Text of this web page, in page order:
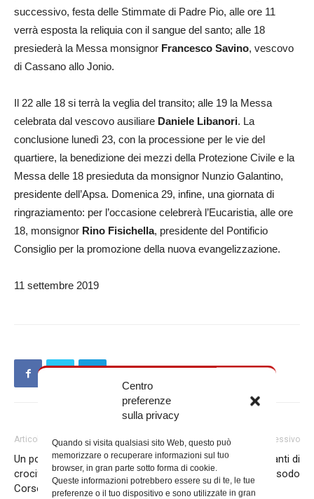
Centro
preferenze
sulla privacy
Quando si visita qualsiasi sito Web, questo può
memorizzare o recuperare informazioni sul tuo
browser, in gran parte sotto forma di cookie.
Queste informazioni potrebbero essere su di te, le tue
preferenze o il tuo dispositivo e sono utilizzate in gran
successivo, festa delle Stimmate di Padre Pio, alle ore 11
verrà esposta la reliquia con il sangue del santo; alle 18
presiederà la Messa monsignor Francesco Savino, vescovo
di Cassano allo Jonio.
Il 22 alle 18 si terrà la veglia del transito; alle 19 la Messa
celebrata dal vescovo ausiliare Daniele Libanori. La
conclusione lunedì 23, con la processione per le vie del
quartiere, la benedizione dei mezzi della Protezione Civile e la
Messa delle 18 presieduta da monsignor Nunzio Galantino,
presidente dell’Apsa. Domenica 29, infine, una giornata di
ringraziamento: per l’occasione celebrerà l’Eucaristia, alle ore
18, monsignor Rino Fisichella, presidente del Pontificio
Consiglio per la promozione della nuova evangelizzazione.
11 settembre 2019
Articolo precedente
Un pomeriggio di studi sul
crocifisso di San Marcello al
Corso
Articolo successivo
Incontro per gli insegnanti di
religione sul Libro dell’Esodo